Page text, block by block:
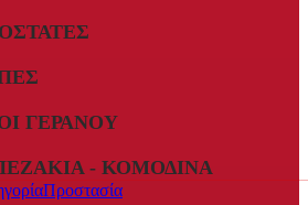
ΓΕΡΑΝΟΎ
- ΚΟΜΟΔΊΝΑ
Προστασία